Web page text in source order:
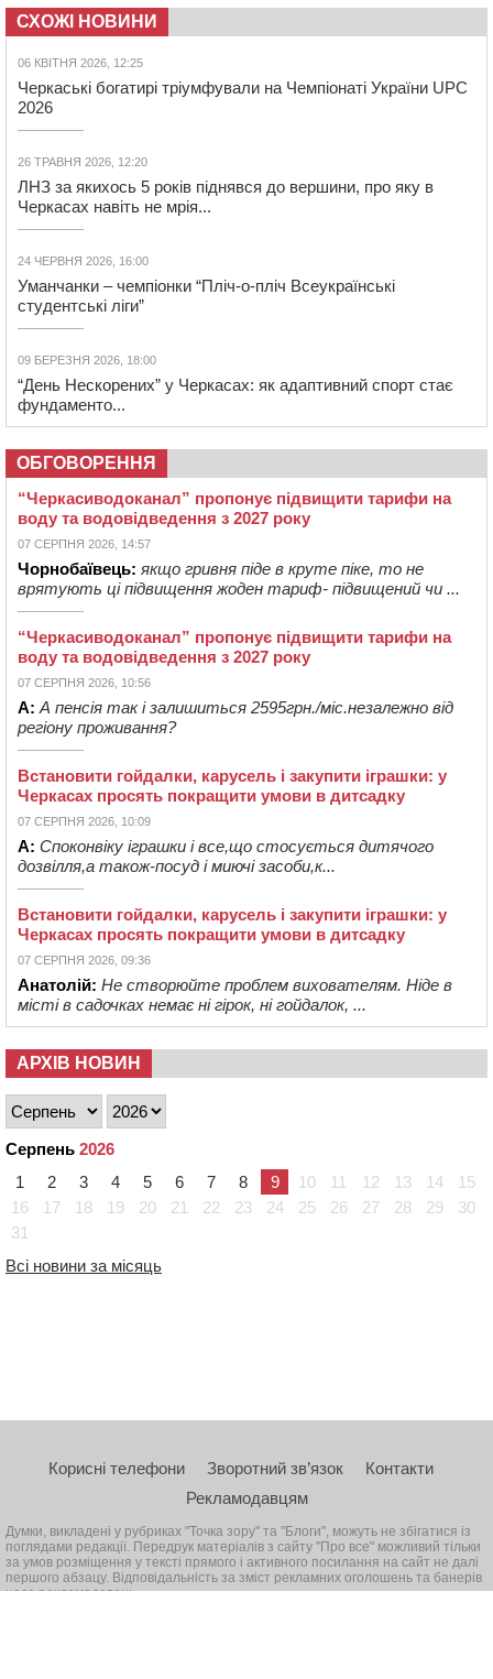
СХОЖІ НОВИНИ
06 КВІТНЯ 2026, 12:25
Черкаські богатирі тріумфували на Чемпіонаті України UPC
2026
26 ТРАВНЯ 2026, 12:20
ЛНЗ за якихось 5 років піднявся до вершини, про яку в
Черкасах навіть не мрія...
24 ЧЕРВНЯ 2026, 16:00
Уманчанки – чемпіонки “Пліч-о-пліч Всеукраїнські
студентські ліги”
09 БЕРЕЗНЯ 2026, 18:00
“День Нескорених” у Черкасах: як адаптивний спорт стає
фундаменто...
ОБГОВОРЕННЯ
“Черкасиводоканал” пропонує підвищити тарифи на
воду та водовідведення з 2027 року
07 СЕРПНЯ 2026, 14:57
Чорнобаївець: якщо гривня піде в круте піке, то не
врятують ці підвищення жоден тариф- підвищений чи ...
“Черкасиводоканал” пропонує підвищити тарифи на
воду та водовідведення з 2027 року
07 СЕРПНЯ 2026, 10:56
А: А пенсія так і залишиться 2595грн./міс.незалежно від
регіону проживання?
Встановити гойдалки, карусель і закупити іграшки: у
Черкасах просять покращити умови в дитсадку
07 СЕРПНЯ 2026, 10:09
А: Споконвіку іграшки і все,що стосується дитячого
дозвілля,а також-посуд і миючі засоби,к...
Встановити гойдалки, карусель і закупити іграшки: у
Черкасах просять покращити умови в дитсадку
07 СЕРПНЯ 2026, 09:36
Анатолій: Не створюйте проблем вихователям. Ніде в
місті в садочках немає ні гірок, ні гойдалок, ...
АРХІВ НОВИН
Серпень 2026
1
2 3 4 5 6 7 8 9 10 11 12 13 14
15
16
17 18 19 20 21 22 23 24 25 26 27 28 29
30
31
Всі новини за місяць
Корисні телефони Зворотний зв’язок
Контакти
Рекламодавцям
Думки, викладені у рубриках "Точка зору" та "Блоги", можуть не збігатися із
поглядами редакції. Передрук матеріалів з сайту "Про все" можливий тільки
за умов розміщення у тексті прямого і активного посилання на сайт не далі
першого абзацу. Відповідальність за зміст рекламних оголошень та банерів
несе рекламодавець